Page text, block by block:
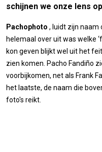
schijnen we onze lens
Pachophoto , luidt zijn naam
helemaal over uit was welke
kon geven blijkt wel uit het
zien komen. Pacho Fandiño
voorbijkomen, net als Frank
het laatste, de naam die
foto's reikt.